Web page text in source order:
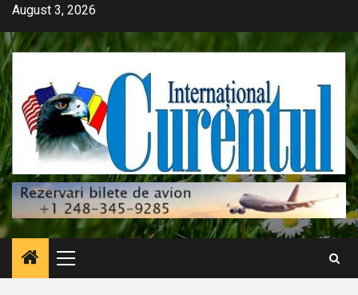
Skip
content
August 3, 2026
Primary
Menu